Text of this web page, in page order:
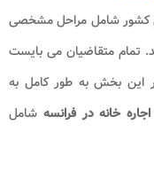
کشور شامل مراحل مشخصی
تمام متقاضیان می بایست
این بخش به طور کامل به
خانه در فرانسه شامل